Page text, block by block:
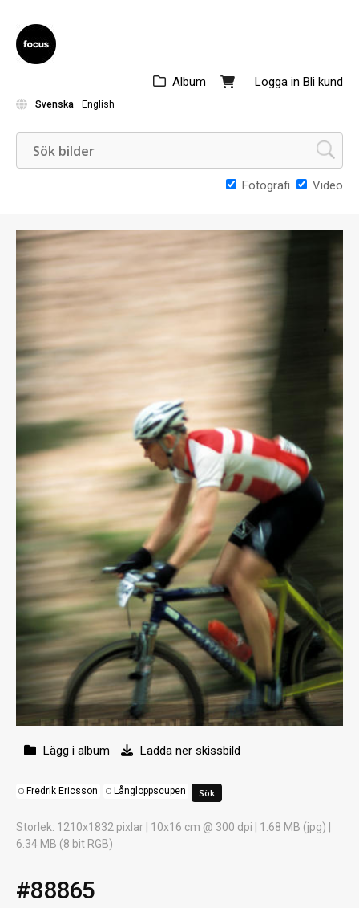
Logga in Bli kund
Album
Svenska English
Fotografi Video
Lägg i album Ladda ner skissbild
Fredrik Ericsson Långloppscupen
Storlek: 1210x1832 pixlar | 10x16 cm @ 300 dpi | 1.68 MB (jpg) |
6.34 MB (8 bit RGB)
#88865